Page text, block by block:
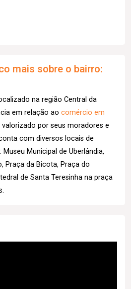
mais sobre o bairro:
na região Central da
em relação ao comércio em
por seus moradores e
com diversos locais de
Municipal de Uberlândia,
Praça da Bicota, Praça do
de Santa Teresinha na praça